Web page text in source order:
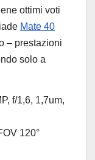
ottimi voti
Mate 40
– prestazioni
solo a
f/1,6, 1,7um,
120°